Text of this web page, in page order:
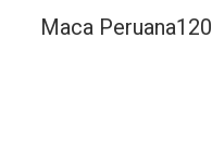
Maca Peruana120